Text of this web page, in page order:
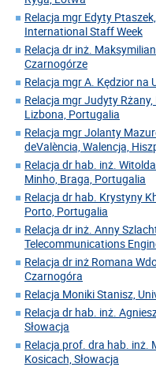
Relacja mgr Edyty
International Staff Week
Relacja dr inż.
Czarnogórze
Relacja mgr A. Kędzior na
Relacja mgr Judyty
Lizbona, Portugalia
Relacja mgr Jolanty
deValència, Walencja,
Relacja dr hab. inż.
Minho, Braga, Portugalia
Relacja dr hab. Krystyny
Porto, Portugalia
Relacja dr inż. Anny
Telecommunications
Relacja dr inż Romana
Czarnogóra
Relacja Moniki Stanisz,
Relacja dr hab. inż.
Słowacja
Relacja prof. dra hab. inż.
Kosicach, Słowacja